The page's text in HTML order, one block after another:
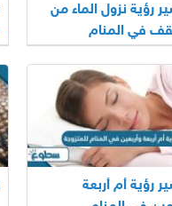
رؤية نزول الماء من
في المنام
رؤية أم أربعة